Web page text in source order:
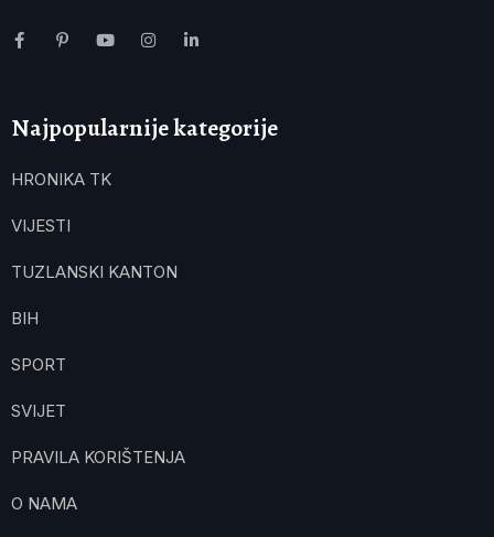
Najpopularnije kategorije
HRONIKA TK
VIJESTI
TUZLANSKI KANTON
BIH
SPORT
SVIJET
PRAVILA KORIŠTENJA
O NAMA